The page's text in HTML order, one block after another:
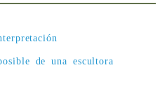
de una escultora